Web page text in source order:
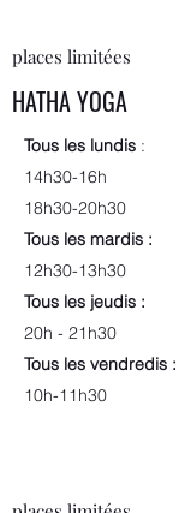
places limitées
HATHA YOGA
Tous les lundis :
14h30-16h
18h30-20h30
Tous les mardis :
12h30-13h30
Tous les jeudis :
20h - 21h30
Tous les vendredis :
10h-11h30